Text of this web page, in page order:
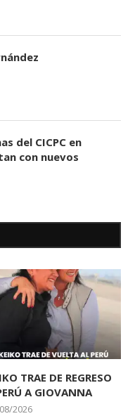
del CICPC en
con nuevos
TRAE DE REGRESO
A GIOVANNA
2026